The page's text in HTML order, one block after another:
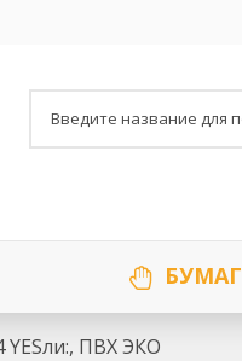
YESли:, ПВХ ЭКО